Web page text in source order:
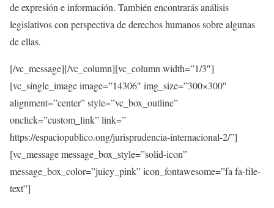
de expresión e información. También encontrarás análisis
legislativos con perspectiva de derechos humanos sobre algunas
de ellas.
[/vc_message][/vc_column][vc_column width=”1/3″]
[vc_single_image image=”14306″ img_size=”300×300″
alignment=”center” style=”vc_box_outline”
onclick=”custom_link” link=”
https://espaciopublico.ong/jurisprudencia-internacional-2/”]
[vc_message message_box_style=”solid-icon”
message_box_color=”juicy_pink” icon_fontawesome=”fa fa-file-
text”]